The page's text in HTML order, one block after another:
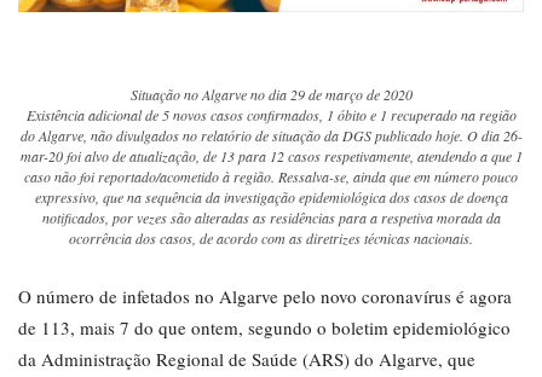
Situação no Algarve no dia 29 de março de 2020
Existência adicional de 5 novos casos confirmados, 1 óbito e 1 recuperado na região
do Algarve, não divulgados no relatório de situação da DGS publicado hoje. O dia 26-
mar-20 foi alvo de atualização, de 13 para 12 casos respetivamente, atendendo a que 1
caso não foi reportado/acometido à região. Ressalva-se, ainda que em número pouco
expressivo, que na sequência da investigação epidemiológica dos casos de doença
notificados, por vezes são alteradas as residências para a respetiva morada da
ocorrência dos casos, de acordo com as diretrizes técnicas nacionais.
O número de infetados no Algarve pelo novo coronavírus é agora
de 113, mais 7 do que ontem, segundo o boletim epidemiológico
da Administração Regional de Saúde (ARS) do Algarve, que